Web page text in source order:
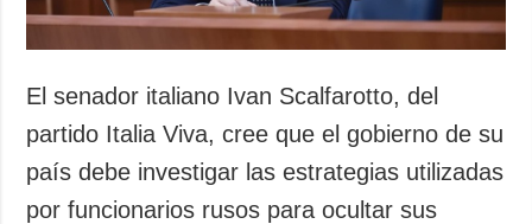
ADICIONAL
Podcasts
Publicaciones
Entrevistas
Fotos
SERVICIOS
Suscripción
Banco de
imágenes
El senador italiano Ivan Scalfarotto, del
partido Italia Viva, cree que el gobierno de su
país debe investigar las estrategias utilizadas
por funcionarios rusos para ocultar sus